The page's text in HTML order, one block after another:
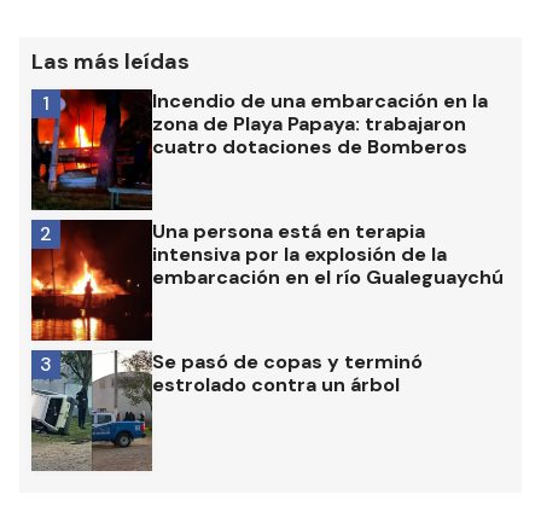
Las más leídas
Incendio de una embarcación en la
zona de Playa Papaya: trabajaron
cuatro dotaciones de Bomberos
1
Una persona está en terapia
intensiva por la explosión de la
embarcación en el río Gualeguaychú
2
Se pasó de copas y terminó
estrolado contra un árbol
3